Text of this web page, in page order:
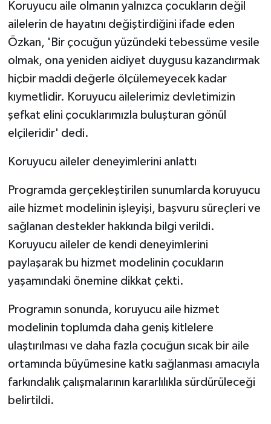
Koruyucu aile olmanın yalnızca çocukların değil
ailelerin de hayatını değiştirdiğini ifade eden
Özkan, 'Bir çocuğun yüzündeki tebessüme vesile
olmak, ona yeniden aidiyet duygusu kazandırmak
hiçbir maddi değerle ölçülemeyecek kadar
kıymetlidir. Koruyucu ailelerimiz devletimizin
şefkat elini çocuklarımızla buluşturan gönül
elçileridir' dedi.
Koruyucu aileler deneyimlerini anlattı
Programda gerçekleştirilen sunumlarda koruyucu
aile hizmet modelinin işleyişi, başvuru süreçleri ve
sağlanan destekler hakkında bilgi verildi.
Koruyucu aileler de kendi deneyimlerini
paylaşarak bu hizmet modelinin çocukların
yaşamındaki önemine dikkat çekti.
Programın sonunda, koruyucu aile hizmet
modelinin toplumda daha geniş kitlelere
ulaştırılması ve daha fazla çocuğun sıcak bir aile
ortamında büyümesine katkı sağlanması amacıyla
farkındalık çalışmalarının kararlılıkla sürdürüleceği
belirtildi.